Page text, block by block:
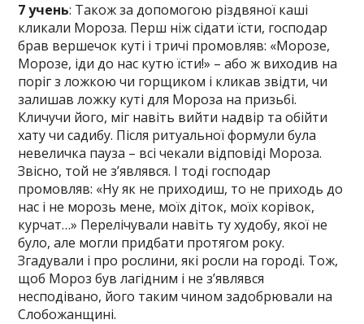
7 учень: Також за допомогою різдвяної каші
кликали Мороза. Перш ніж сідати їсти, господар
брав вершечок куті і тричі промовляв: «Морозе,
Морозе, іди до нас кутю їсти!» – або ж виходив на
поріг з ложкою чи горщиком і кликав звідти, чи
залишав ложку куті для Мороза на призьбі.
Кличучи його, міг навіть вийти надвір та обійти
хату чи садибу. Після ритуальної формули була
невеличка пауза – всі чекали відповіді Мороза.
Звісно, той не з’являвся. І тоді господар
промовляв: «Ну як не приходиш, то не приходь до
нас і не морозь мене, моїх діток, моїх корівок,
курчат…» Перелічували навіть ту худобу, якої не
було, але могли придбати протягом року.
Згадували і про рослини, які росли на городі. Тож,
щоб Мороз був лагідним і не з’являвся
несподівано, його таким чином задобрювали на
Слобожанщині.